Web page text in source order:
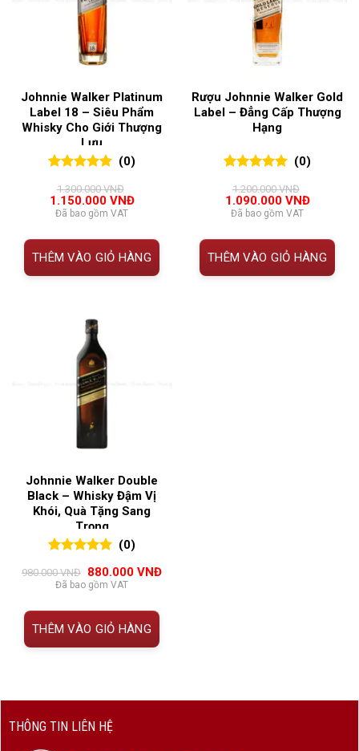
Johnnie Walker Platinum
Label 18 – Siêu Phẩm
Whisky Cho Giới Thượng
Lưu
đánh giá
(0)
1.300.000VNĐ
Giá
gốc
1.300.000 VNĐ.
1.150.000 VNĐGiá
là:
1.150.000 VNĐ.
Đã bao gồm VAT
THÊM VÀO GIỎ HÀNG
Rượu Johnnie Walker Gold
Label – Đẳng Cấp Thượng
Hạng
đánh giá
(0)
1.200.000VNĐ
Giá
gốc
1.200.000 VNĐ.
1.090.000 VNĐGiá
là:
Đã bao gồm VAT
THÊM VÀO GIỎ HÀNG
Johnnie Walker Double
Black – Whisky Đậm Vị
Khói, Quà Tặng Sang
Trọng
đánh giá
(0)
980.000VNĐ Giá
gốc
là:
980.000 VNĐ.
880.000 VNĐGiá
Đã bao gồm VAT
THÊM VÀO GIỎ HÀNG
THÔNG TIN LIÊN HỆ